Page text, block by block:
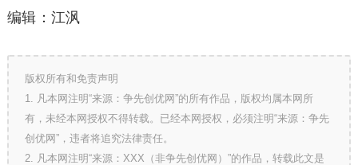
编辑：江沨
版权所有和免责声明
1. 凡本网注明“来源：争先创优网”的所有作品，版权均属本网所
有，未经本网授权不得转载。已经本网授权，必须注明“来源：争先
创优网”，违者将追究法律责任。
2. 凡本网注明“来源：XXX（非争先创优网）”的作品，转载此文是